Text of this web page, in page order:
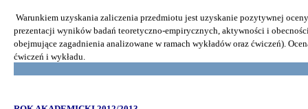
Warunkiem uzyskania zaliczenia przedmiotu jest uzyskanie pozytywnej
prezentacji wyników badań teoretyczno-empirycznych, aktywności i
obejmujące zagadnienia analizowane w ramach wykładów oraz ćwiczeń).
ćwiczeń i wykładu.